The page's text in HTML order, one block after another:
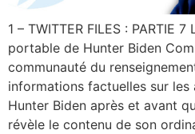
1 – TWITTER FILES : PARTIE
portable de Hunter Biden
communauté du
informations factuelles sur
Hunter Biden après et avant
révèle le contenu de son